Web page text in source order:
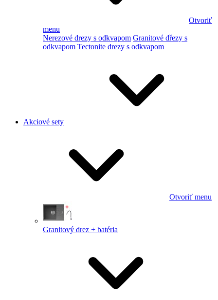
Otvoriť
menu
Nerezové drezy s odkvapom Granitové dřezy s
odkvapom Tectonite drezy s odkvapom
Akciové sety
Otvoriť menu
Granitový drez + batéria